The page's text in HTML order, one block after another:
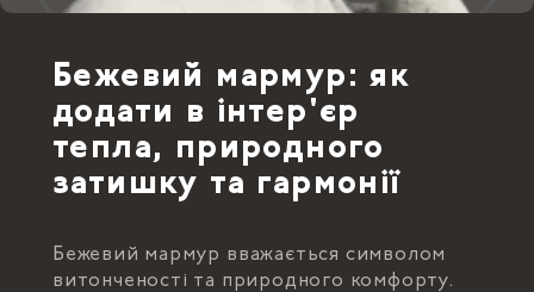
Бежевий мармур: як
додати в інтер'єр
тепла, природного
затишку та гармонії
Бежевий мармур вважається символом
витонченості та природного комфорту.